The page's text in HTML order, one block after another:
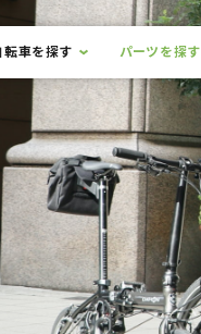
ト内メニュー
でスキップ
転車を探す パーツを探す